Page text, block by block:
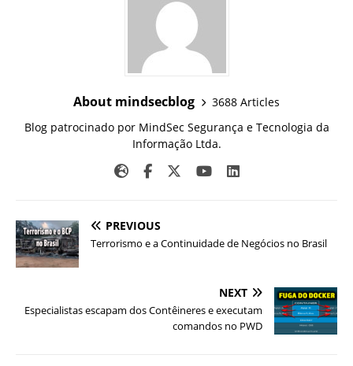
About mindsecblog
3688 Articles
Blog patrocinado por MindSec Segurança e Tecnologia da
Informação Ltda.
PREVIOUS
Terrorismo e a Continuidade de Negócios no Brasil
NEXT
Especialistas escapam dos Contêineres e executam
comandos no PWD